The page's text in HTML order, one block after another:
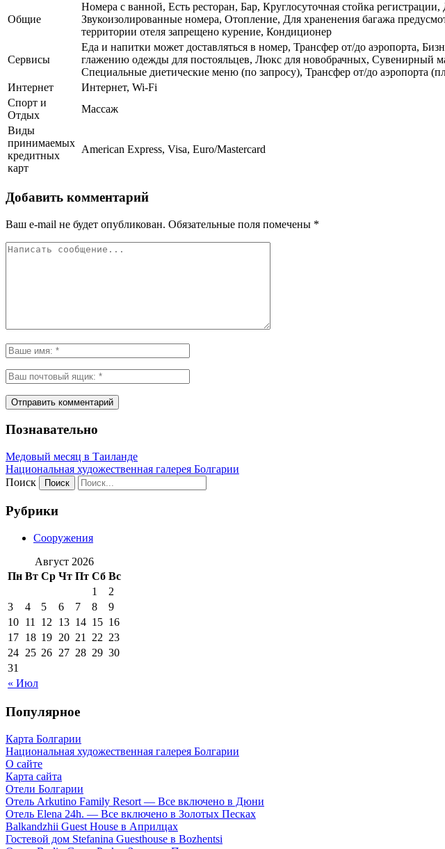
Общие
Номера с ванной, Есть ресторан, Бар, Круглосуточная стойка
Звукоизолированные номера, Отопление, Для храненения багажа
территории отеля запрещено курение, Кондиционер
Сервисы
Еда и напитки может доставляться в номер, Трансфер от/до аэропорта,
глажению одежды для постояльцев, Люкс для новобрачных, Сувенирный
Специальные диетические меню (по запросу), Трансфер от/до аэропорта
Интернет
Интернет, Wi-Fi
Спорт и
Отдых
Массаж
Виды
принимаемых
кредитных
карт
American Express, Visa, Euro/Mastercard
Добавить комментарий
Ваш e-mail не будет опубликован. Обязательные поля помечены *
Познавательно
Медовый месяц в Таиланде
Национальная художественная галерея Болгарии
Поиск
Рубрики
Сооружения
Август 2026
Пн Вт Ср Чт Пт Сб Вс
« Июл
1
2
3
4 5 6 7 8
9
10 11 12 13 14 15 16
17 18 19 20 21 22 23
24 25 26 27 28 29 30
31
Популярное
Карта Болгарии
Национальная художественная галерея Болгарии
О сайте
Карта сайта
Отели Болгарии
Отель Arkutino Family Resort — Все включено в Дюни
Отель Elena 24h. — Все включено в Золотых Песках
Balkandzhii Guest House в Априлцах
Гостевой дом Stefanina Guesthouse в Bozhentsi